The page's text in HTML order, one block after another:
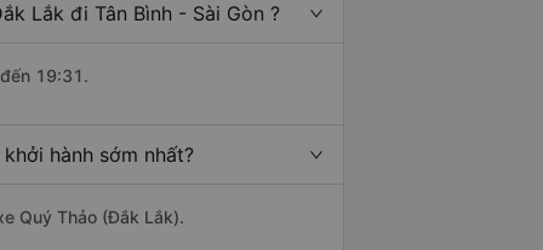
Lắk đi Tân Bình - Sài Gòn ?
19:31.
hành sớm nhất?
Quý Thảo (Đắk Lắk).